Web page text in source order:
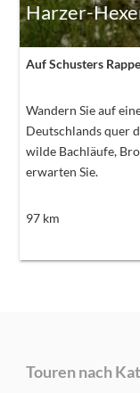
Harzer-
Auf Schusters
Wandern Sie auf
Deutschlands quer
wilde Bachläufe,
erwarten Sie.
97km
Touren nach